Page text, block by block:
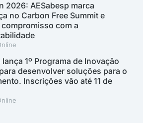
2026: AESabesp marca
no Carbon Free Summit e
com a
lança 1º Programa de Inovação
desenvolver soluções para o
Inscrições vão até 11 de